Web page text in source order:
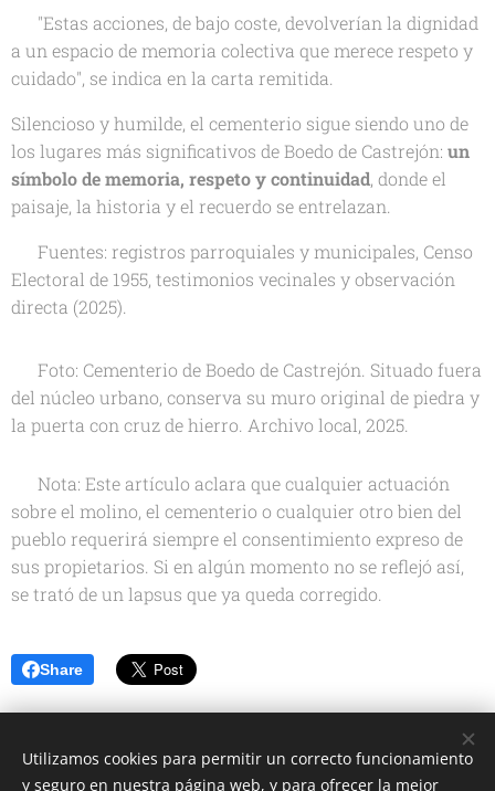
💬 "Estas acciones, de bajo coste, devolverían la dignidad
a un espacio de memoria colectiva que merece respeto y
cuidado", se indica en la carta remitida.
Silencioso y humilde, el cementerio sigue siendo uno de
los lugares más significativos de Boedo de Castrejón: un
símbolo de memoria, respeto y continuidad, donde el
paisaje, la historia y el recuerdo se entrelazan.
Fuentes: registros parroquiales y municipales, Censo
Electoral de 1955, testimonios vecinales y observación
directa (2025).
Foto: Cementerio de Boedo de Castrejón. Situado fuera
del núcleo urbano, conserva su muro original de piedra y
la puerta con cruz de hierro. Archivo local, 2025.
Nota: Este artículo aclara que cualquier actuación
sobre el molino, el cementerio o cualquier otro bien del
pueblo requerirá siempre el consentimiento expreso de
sus propietarios. Si en algún momento no se reflejó así,
se trató de un lapsus que ya queda corregido.
Share
Utilizamos cookies para permitir un correcto funcionamiento
y seguro en nuestra página web, y para ofrecer la mejor